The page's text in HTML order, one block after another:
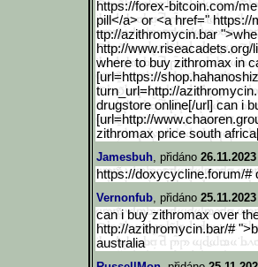
https://forex-bitcoin.com/
pill</a> or <a href=" https://
ttp://azithromycin.bar
http://www.riseacadets.org/
where to buy zithromax in
[url=https://shop.hahanos
turn_url=http://
drugstore online[/url] can i
[url=http://
zithromax price south
Jamesbuh, přidáno
https://doxycycline.forum/#
Vernonfub, přidáno
can i buy zithromax over
http://azithromycin.bar/#
australia